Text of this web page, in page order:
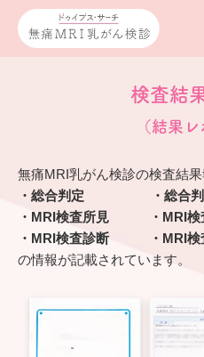
検査結
（結果レ
無痛MRI乳がん検診の検査結
・総合判定 ・総合判
・MRI検査所見 ・MRI検
・MRI検査診断 ・MRI検
の情報が記載されています。